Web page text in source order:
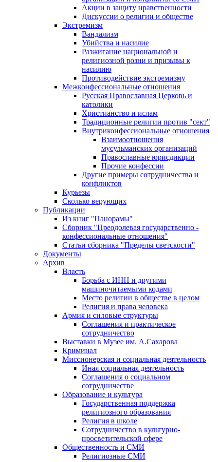
Акции в защиту нравственности
Дискуссии о религии и обществе
Экстремизм
Вандализм
Убийства и насилие
Разжигание национальной и
религиозной розни и призывы к
насилию
Противодействие экстремизму
Межконфессиональные отношения
Русская Православная Церковь и
католики
Христианство и ислам
Традиционные религии против "сект"
Внутриконфессиональные отношения
Взаимоотношения
мусульманских организаций
Православные юрисдикции
Прочие конфессии
Другие примеры сотрудничества и
конфликтов
Курьезы
Сколько верующих
Публикации
Из книг "Панорамы"
Сборник "Преодолевая государственно -
конфессиональные отношения"
Статьи сборника "Пределы светскости"
Документы
Архив
Власть
Борьба с ИНН и другими
машиночитаемыми кодами
Место религии в обществе в целом
Религия и права человека
Армия и силовые структуры
Соглашения и практическое
сотрудничество
Выставки в Музее им. А.Сахарова
Криминал
Миссионерская и социальная деятельность
Иная социальная деятельность
Соглашения о социальном
сотрудничестве
Образование и культура
Государственная поддержка
религиозного образования
Религия в школе
Сотрудничество в культурно-
просветительской сфере
Общественность и СМИ
Религиозные СМИ